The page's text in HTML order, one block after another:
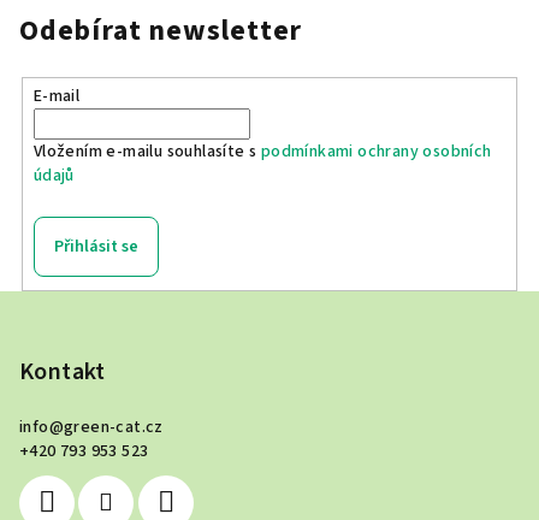
Odebírat newsletter
E-mail
Vložením e-mailu souhlasíte s podmínkami ochrany osobních
údajů
Přihlásit se
Kontakt
info@green-cat.cz
+420 793 953 523